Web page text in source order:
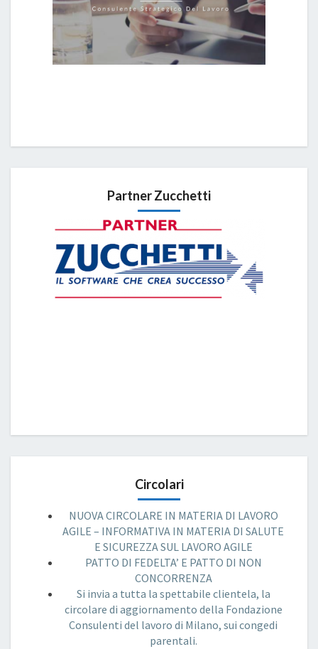
Partner Zucchetti
Circolari
NUOVA CIRCOLARE IN MATERIA DI LAVORO
AGILE – INFORMATIVA IN MATERIA DI SALUTE
E SICUREZZA SUL LAVORO AGILE
PATTO DI FEDELTA’ E PATTO DI NON
CONCORRENZA
Si invia a tutta la spettabile clientela, la
circolare di aggiornamento della Fondazione
Consulenti del lavoro di Milano, sui congedi
parentali.